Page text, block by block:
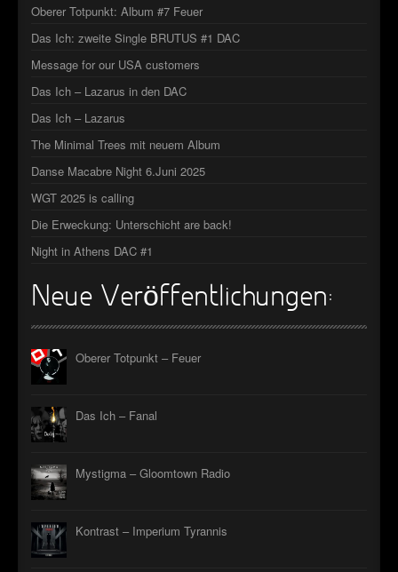
►
►
Oberer Totpunkt: Album #7 Feuer
Das Ich: zweite Single BRUTUS #1 DAC
Message for our USA customers
Das Ich – Lazarus in den DAC
Das Ich – Lazarus
The Minimal Trees mit neuem Album
Danse Macabre Night 6.Juni 2025
WGT 2025 is calling
Die Erweckung: Unterschicht are back!
Night in Athens DAC #1
Neue Veröffentlichungen:
Oberer Totpunkt – Feuer
Das Ich – Fanal
Mystigma – Gloomtown Radio
Kontrast – Imperium Tyrannis